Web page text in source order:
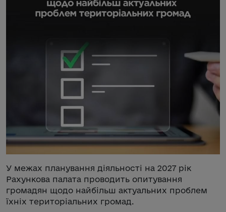
У межах планування діяльності на 2027 рік
Рахункова палата проводить опитування
громадян щодо найбільш актуальних проблем
їхніх територіальних громад.